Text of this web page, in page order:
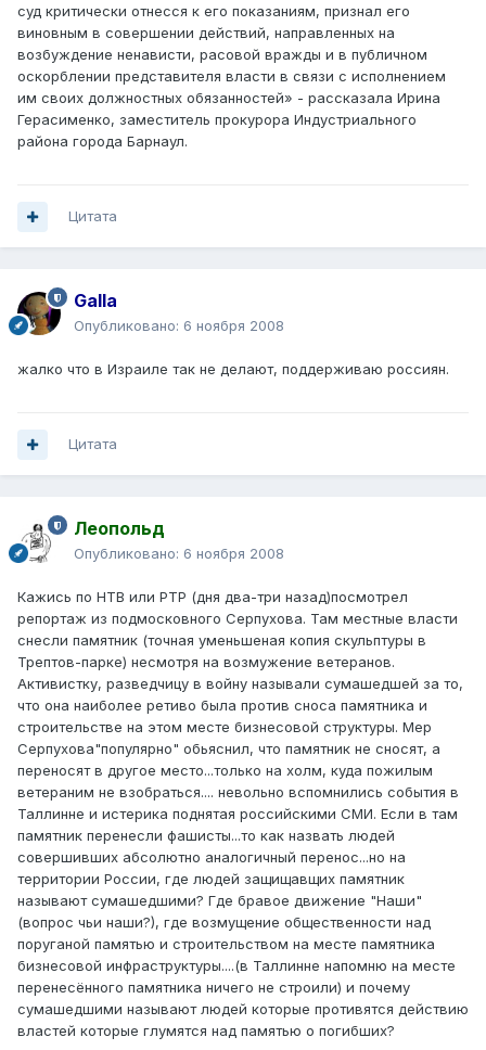
суд критически отнeсся к его показаниям, признал его
виновным в совершении действий, направленных на
возбуждение ненависти, расовой вражды и в публичном
оскорблении представителя власти в связи с исполнением
им своих должностных обязанностей» - рассказала Ирина
Герасименко, заместитель прокурора Индустриального
района города Барнаул.
Цитата
Galla
Опубликовано: 6 ноября 2008
жалко что в Израиле так не делают, поддерживаю россиян.
Цитата
Леопольд
Опубликовано: 6 ноября 2008
Кажись по НТВ или РТР (дня два-три назад)посмотрел
репортаж из подмосковного Серпухова. Там местные власти
снесли памятник (точная уменьшеная копия скульптуры в
Трептов-парке) несмотря на возмужение ветеранов.
Активистку, разведчицу в войну называли сумашедшей за то,
что она наиболее ретиво была против сноса памятника и
строительстве на этом месте бизнесовой структуры. Мер
Серпухова"популярно" обьяснил, что памятник не сносят, а
переносят в другое место...только на холм, куда пожилым
ветераним не взобраться.... невольно вспомнились события в
Таллинне и истерика поднятая российскими СМИ. Если в там
памятник перенесли фашисты...то как назвать людей
совершивших абсолютно аналогичный перенос...но на
территории России, где людей защищавщих памятник
называют сумашедшими? Где бравое движение "Наши"
(вопрос чьи наши?), где возмущение общественности над
поруганой памятью и строительством на месте памятника
бизнесовой инфраструктуры....(в Таллинне напомню на месте
перенесённого памятника ничего не строили) и почему
сумашедшими называют людей которые противятся действию
властей которые глумятся над памятью о погибших?